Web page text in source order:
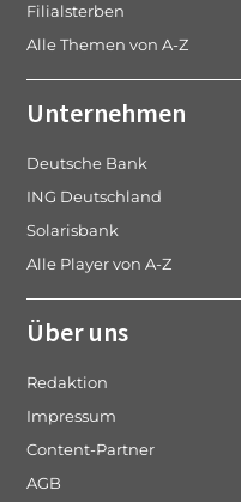
Filialsterben
Alle Themen von A-Z
Unternehmen
Deutsche Bank
ING Deutschland
Solarisbank
Alle Player von A-Z
Über uns
Redaktion
Impressum
Content-Partner
AGB